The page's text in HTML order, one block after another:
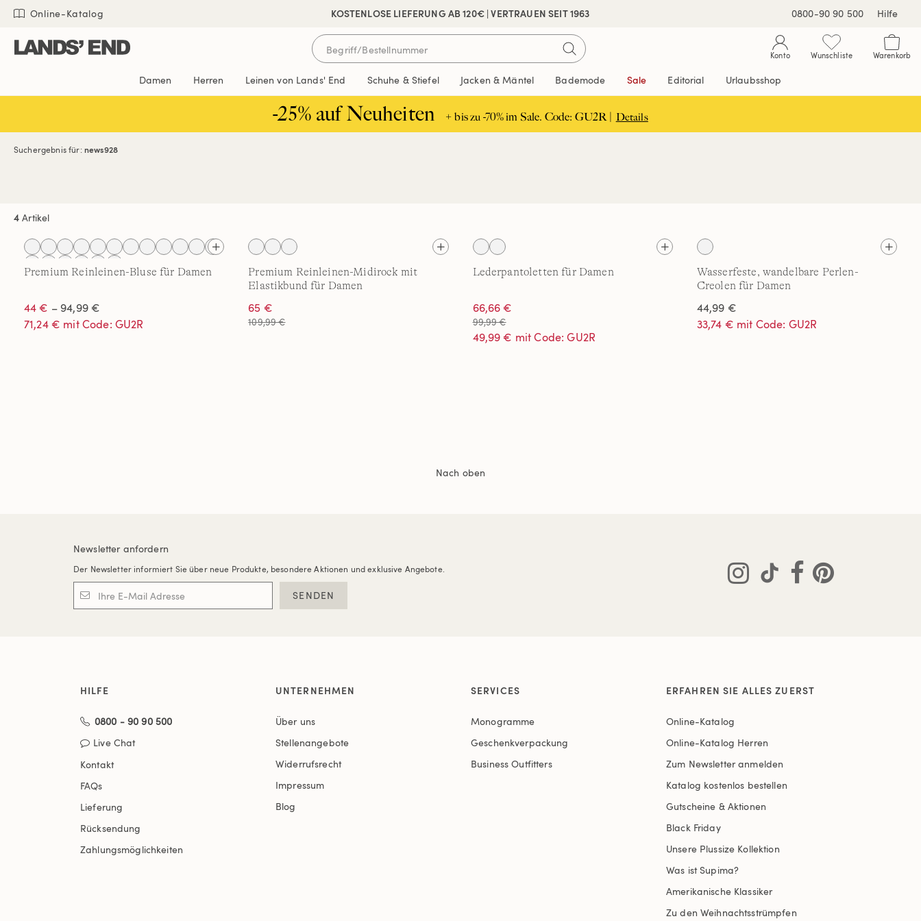
Direkt
Inhalt
Direkt
Navigation
Direkt
Suche
KOSTENLOSE LIEFERUNG AB 120€ | VERTRAUEN SEIT 1963
Online-Katalog 0800-90 90 500 Hilfe
Konto Wunschliste Warenkorb
Damen Herren Leinen von Lands' End Schuhe & Stiefel Jacken & Mäntel Bademode Sale Editorial Urlaubsshop
-25% auf Neuheiten + bis zu -70% im Sale. Code: GU2R | Details
Suchergebnis für:news928
4 Artikel
Premium Reinleinen-Bluse für Damen
44 € – 94,99 €
71,24 € mit Code: GU2R
Premium Reinleinen-Midirock mit
Elastikbund für Damen
65 €
109,99 €
Lederpantoletten für Damen
66,66 €
99,99 €
49,99 € mit Code: GU2R
Wasserfeste, wandelbare Perlen-
Creolen für Damen
44,99 €
33,74 € mit Code: GU2R
Nach oben
Newsletter anfordern
Der Newsletter informiert Sie über neue Produkte, besondere Aktionen und exklusive Angebote.
SENDEN
HILFE
0800 - 90 90 500
Live Chat
Kontakt
FAQs
Lieferung
Rücksendung
Zahlungsmöglichkeiten
UNTERNEHMEN
Über uns
Stellenangebote
Widerrufsrecht
Impressum
Blog
SERVICES
Monogramme
Geschenkverpackung
Business Outfitters
ERFAHREN SIE ALLES ZUERST
Online-Katalog
Online-Katalog Herren
Zum Newsletter anmelden
Katalog kostenlos bestellen
Gutscheine & Aktionen
Black Friday
Unsere Plussize Kollektion
Was ist Supima?
Amerikanische Klassiker
Zu den Weihnachtsstrümpfen